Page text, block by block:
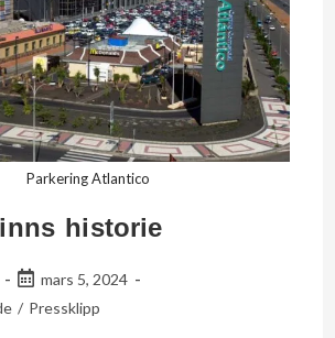
Parkering Atlantico
historie
mars 5, 2024
/ Pressklipp